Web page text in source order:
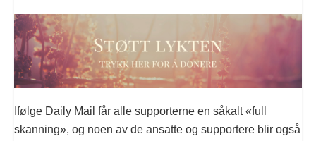
Ifølge Daily Mail får alle supporterne en såkalt «full
skanning», og noen av de ansatte og supportere blir også